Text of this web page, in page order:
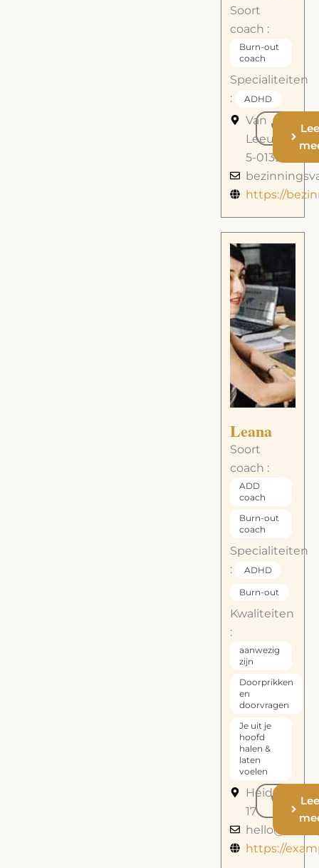
Soort
coach :
Burn-out
coach
Specialiteiten
:
ADHD
Van
5-0139
https://
Leana
Soort
coach :
ADD
coach
Burn-out
coach
Specialiteiten
:
ADHD
Burn-out
Kwaliteiten
:
aanwezig
zijn
Doorprikken
en
doorvragen
Je uit je
hoofd
halen &
laten
voelen
Heidehof
17
https://